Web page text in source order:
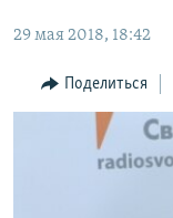
Вернутся
поискуИНФОГРАФИКА
ТЕЛЕПРОЕКТ
СОВЕТЫ
ПРОПАВШИЕ БЕЗ
РАДІО СВОБОДА
КАК ОБОЙТИ
Українською
29 мая 2018, 18:42
Поделиться